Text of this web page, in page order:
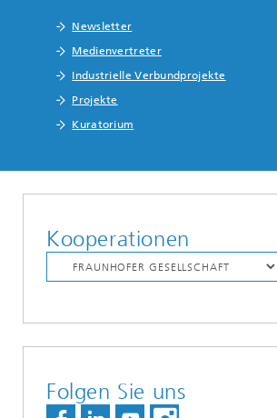
Newsletter
Medienvertreter
Industrielle Verbundprojekte
Projekte
Kuratorium
Kooperationen
Folgen Sie uns